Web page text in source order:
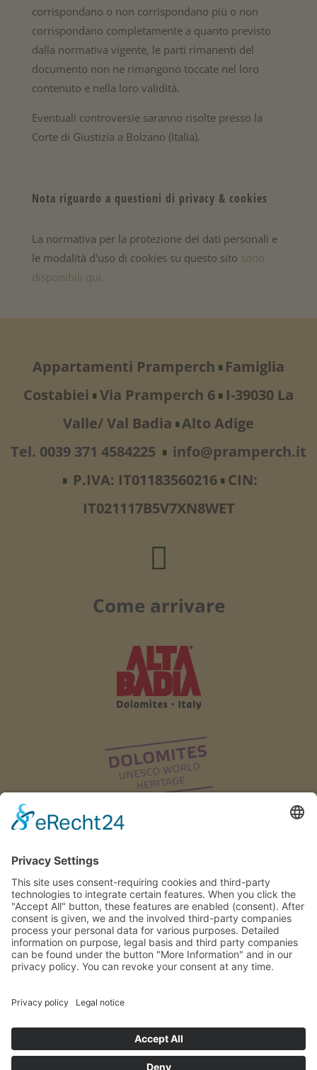
corrispondano o non corrispondano più o non
corrispondano completamente a quanto previsto
dalla normativa vigente, le parti rimanenti del
documento non ne rimangono toccate nel loro
contenuto e nella loro validità.
Eventuali controversie saranno risolte presso la
Corte di Giustizia a Bolzano (Italia).
Nota riguardo a questioni di privacy & cookies
La normativa per la protezione dei dati personali e
le modalità d'uso di cookies su questo sito sono
disponibili qui.
Appartamenti Pramperch ∎ Famiglia
Costabiei ∎ Via Pramperch 6 ∎ I-39030 La
Valle/ Val Badia ∎Alto Adige
Tel. 0039 371 4584225 ∎ info@pramperch.it
∎ P.IVA: IT01183560216 ∎ CIN:
IT021117B5V7XN8WET

Come arrivare
© Appartamenti Pramperch
Privacy
Impressum
powered by